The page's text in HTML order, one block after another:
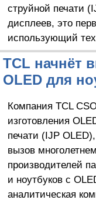
струйной печати
дисплеев, это
использующий
TCL начнёт
OLED для
Компания TCL
изготовления
печати (IJP
вызов
производителей
и ноутбуков с
аналитическая